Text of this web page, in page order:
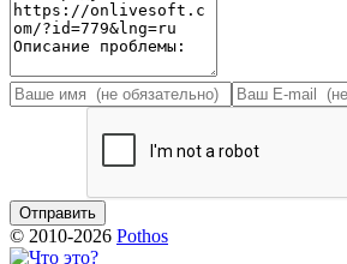
© 2010-2026 Pothos